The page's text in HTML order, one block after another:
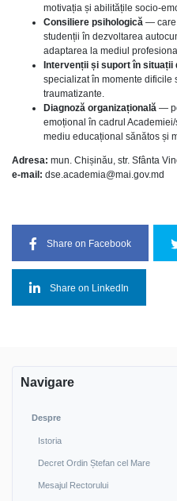
motivația și abilitățile socio-
Consiliere psihologică — care
studenții în dezvoltarea
adaptarea la mediul
Intervenții și suport în situații
specializat în momente dificile
traumatizante.
Diagnoză organizațională —
emoțional în cadrul
mediu educațional sănătos și
Adresa: mun. Chișinău, str. Sfânta
e-mail: dse.academia@mai.gov.md
Share on Facebook
Share on LinkedIn
Navigare
Despre
Istoria
Decret Ordin Ștefan cel Mare
Mesajul Rectorului